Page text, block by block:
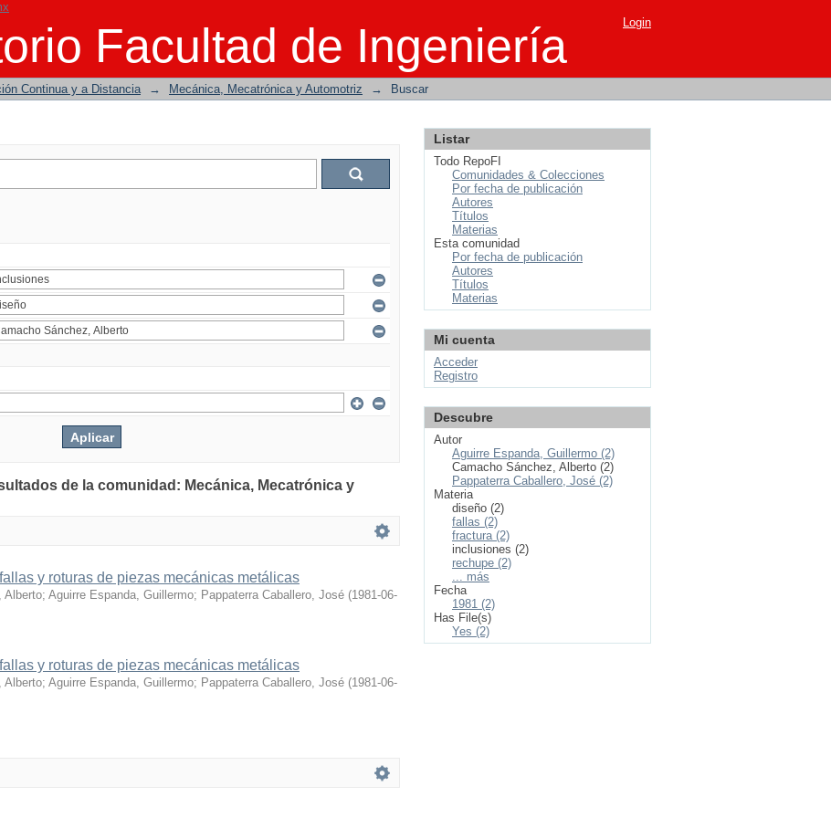
Facultad de Ingeniería Login
Continua y a Distancia → Mecánica, Mecatrónica y Automotriz → Buscar
de la comunidad: Mecánica, Mecatrónica y
y roturas de piezas mecánicas metálicas
Alberto; Aguirre Espanda, Guillermo; Pappaterra Caballero, José (1981-06-
y roturas de piezas mecánicas metálicas
Alberto; Aguirre Espanda, Guillermo; Pappaterra Caballero, José (1981-06-
Listar
Todo RepoFI
Comunidades & Colecciones
Por fecha de publicación
Autores
Títulos
Materias
Esta comunidad
Por fecha de publicación
Autores
Títulos
Materias
Mi cuenta
Acceder
Registro
Descubre
Autor
Aguirre Espanda, Guillermo (2)
Camacho Sánchez, Alberto (2)
Pappaterra Caballero, José (2)
Materia
diseño (2)
fallas (2)
fractura (2)
inclusiones (2)
rechupe (2)
... más
Fecha
1981 (2)
Has File(s)
Yes (2)